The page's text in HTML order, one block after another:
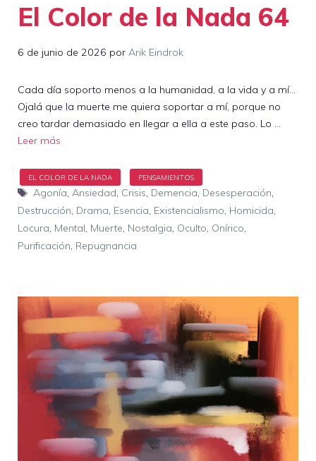
El Color de la Nada 64
6 de junio de 2026 por Arik Eindrok
Cada día soporto menos a la humanidad, a la vida y a mí…
Ojalá que la muerte me quiera soportar a mí, porque no
creo tardar demasiado en llegar a ella a este paso. Lo …
Leer más
Etiquetas
Agonía Ansiedad Crisis Demencia Desesperación
Destrucción Drama Esencia Existencialismo Homicida
Locura Mental Muerte Nostalgia Oculto Onírico
Purificación Repugnancia